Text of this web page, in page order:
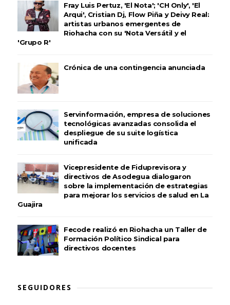
Fray Luis Pertuz, 'El Nota'; 'CH Only', 'El
Arqui', Cristian Dj, Flow Piña y Deivy Real:
artistas urbanos emergentes de
Riohacha con su 'Nota Versátil y el
'Grupo R'
Crónica de una contingencia anunciada
Servinformación, empresa de soluciones
tecnológicas avanzadas consolida el
despliegue de su suite logística
unificada
Vicepresidente de Fiduprevisora y
directivos de Asodegua dialogaron
sobre la implementación de estrategias
para mejorar los servicios de salud en La
Guajira
Fecode realizó en Riohacha un Taller de
Formación Político Sindical para
directivos docentes
SEGUIDORES